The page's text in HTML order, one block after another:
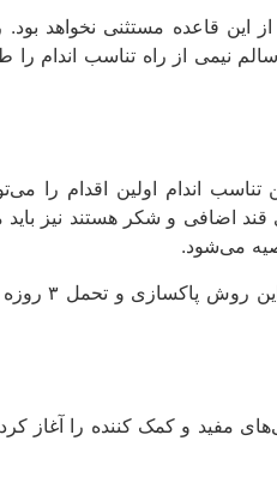
قاعده مستثنی نخواهد
نیمی از راه تناسب اندام
اندام اولین اقدام را
اضافی و شکر هستند نیز
می‌شود.
عدم مصرف
مفید و کمک کننده را آغاز